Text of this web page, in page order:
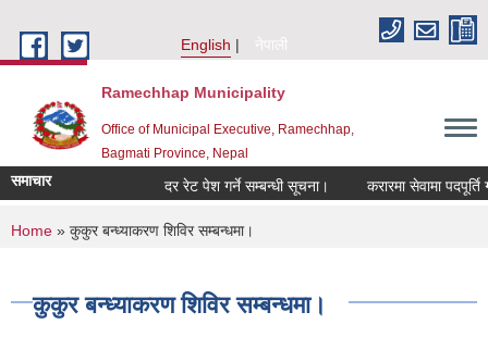
English
नेपाली
Ramechhap Municipality
Office of Municipal Executive, Ramechhap,
Bagmati Province, Nepal
समाचार दर रेट पेश गर्ने सम्बन्धी सूचना। करारमा सेवामा पदपूर्ति गर्ने
You are here
Home » कुकुर बन्ध्याकरण शिविर सम्बन्धमा।
कुकुर बन्ध्याकरण शिविर सम्बन्धमा।